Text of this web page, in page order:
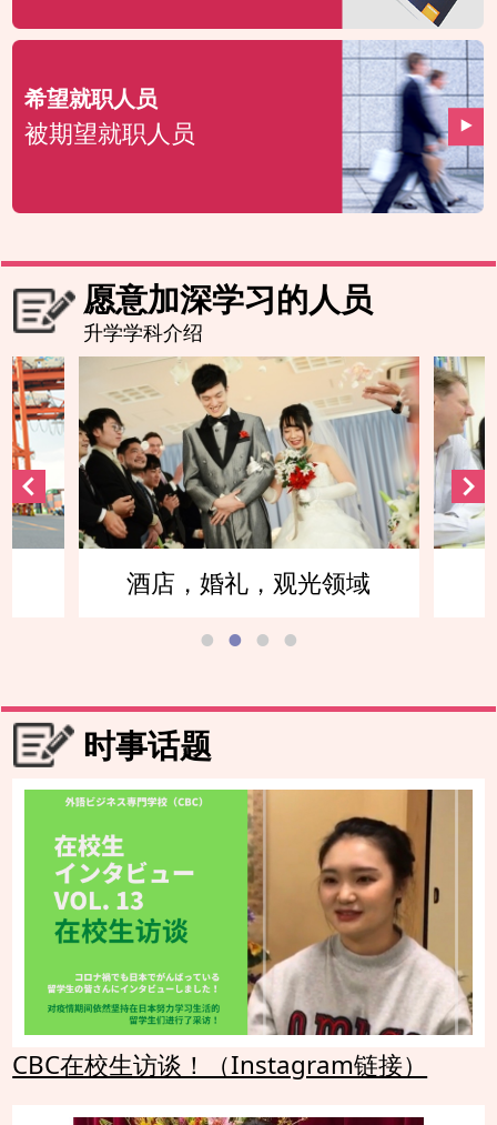
希望就职人员
被期望就职人员
愿意加深学习的人员
升学学科介绍
英语交流领域
时事话题
CBC在校生访谈！（Instagram链接）